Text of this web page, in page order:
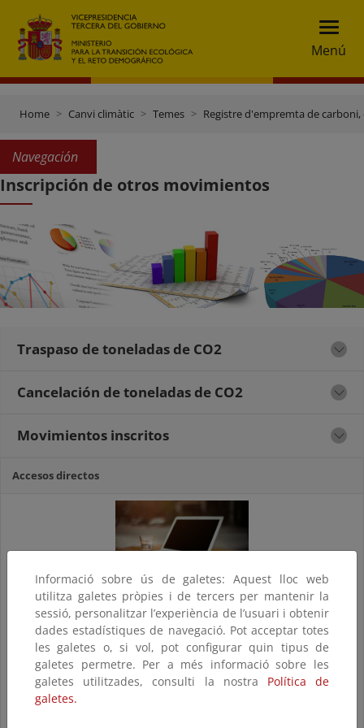
Menú
Home Canvi climàtic Temes Registre d'empremta de
Navegación
Inscripción de otros movimientos
Traspaso de toneladas de CO2
Cancelación de toneladas de CO2
Movimientos inscritos
Accesos directos
SEDE ELECTRÓNICA
Informació sobre ús de galetes: Aquest lloc web
utilitza galetes pròpies i de tercers per mantenir la
sessió, personalitzar l’experiència de l’usuari i obtenir
dades estadístiques de navegació. Pot acceptar totes
les galetes o, si vol, pot configurar quin tipus de
galetes permetre. Per a més informació sobre les
galetes utilitzades, consulti la nostra Política de
galetes.